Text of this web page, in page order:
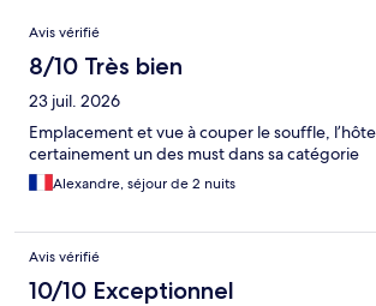
Avis
Avis vérifié
8/10 Très bien
23 juil. 2026
Emplacement et vue à couper le souffle,
certainement un des must dans sa catégorie
Alexandre, séjour de 2 nuits
Avis vérifié
10/10 Exceptionnel